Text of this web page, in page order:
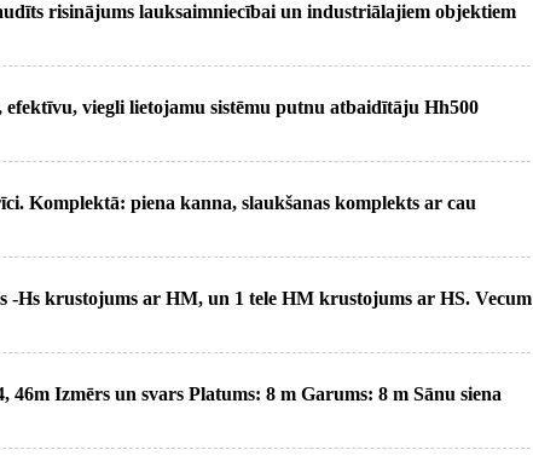
risinājums lauksaimniecībai un industriālajiem objektiem
viegli lietojamu sistēmu putnu atbaidītāju Hh500
Komplektā: piena kanna, slaukšanas komplekts ar cau
-Hs krustojums ar HM, un 1 tele HM krustojums ar HS. Vecum
46m Izmērs un svars Platums: 8 m Garums: 8 m Sānu siena